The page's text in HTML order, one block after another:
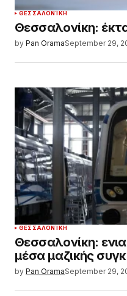
ΘΕΣΣΑΛΟΝΊΚΗ
Θεσσαλονίκη:
by Pan OramaSeptember 29,
ΘΕΣΣΑΛΟΝΊΚΗ
Θεσσαλονίκη:
μέσα μαζικής
by Pan OramaSeptember 29,